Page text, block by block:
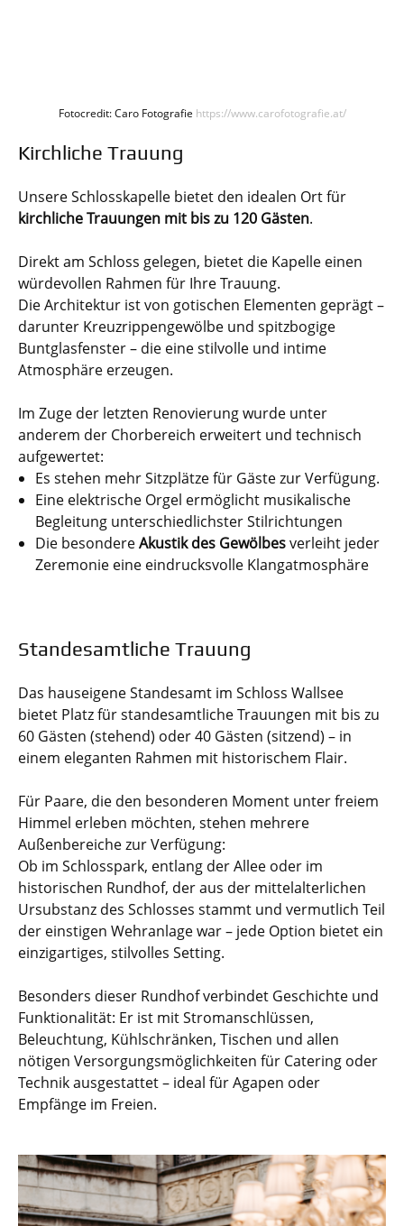
Fotocredit: Caro Fotografie https://www.carofotografie.at/
Kirchliche Trauung
Unsere Schlosskapelle bietet den idealen Ort für
kirchliche Trauungen mit bis zu 120 Gästen.
Direkt am Schloss gelegen, bietet die Kapelle einen
würdevollen Rahmen für Ihre Trauung.
Die Architektur ist von gotischen Elementen geprägt –
darunter Kreuzrippengewölbe und spitzbogige
Buntglasfenster – die eine stilvolle und intime
Atmosphäre erzeugen.
Im Zuge der letzten Renovierung wurde unter
anderem der Chorbereich erweitert und technisch
aufgewertet:
Es stehen mehr Sitzplätze für Gäste zur Verfügung.
Eine elektrische Orgel ermöglicht musikalische
Begleitung unterschiedlichster Stilrichtungen
Die besondereAkustik des Gewölbesverleiht jeder
Zeremonie eine eindrucksvolle Klangatmosphäre
Standesamtliche Trauung
Das hauseigene Standesamt im Schloss Wallsee
bietet Platz für standesamtliche Trauungen mit bis zu
60 Gästen (stehend) oder 40 Gästen (sitzend) – in
einem eleganten Rahmen mit historischem Flair.
Für Paare, die den besonderen Moment unter freiem
Himmel erleben möchten, stehen mehrere
Außenbereiche zur Verfügung:
Ob im Schlosspark, entlang der Allee oder im
historischen Rundhof, der aus der mittelalterlichen
Ursubstanz des Schlosses stammt und vermutlich Teil
der einstigen Wehranlage war – jede Option bietet ein
einzigartiges, stilvolles Setting.
Besonders dieser Rundhof verbindet Geschichte und
Funktionalität: Er ist mit Stromanschlüssen,
Beleuchtung, Kühlschränken, Tischen und allen
nötigen Versorgungsmöglichkeiten für Catering oder
Technik ausgestattet – ideal für Agapen oder
Empfänge im Freien.